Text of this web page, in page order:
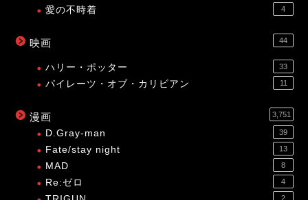
愛の不時着 4
映画 44
ハリー・ポッター 33
パイレーツ・オブ・カリビアン 11
漫画 3,751
D.Gray-man 39
Fate/stay night 13
MAD 8
Re:ゼロ 4
2